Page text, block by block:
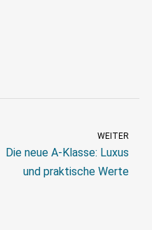
WEITER
Die neue A-Klasse: Luxus
und praktische Werte